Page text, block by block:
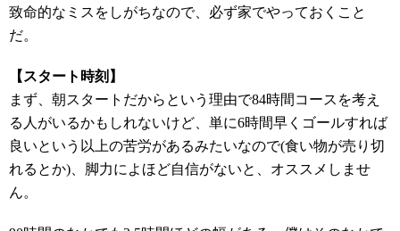
致命的なミスをしがちなので、必ず家でやっておくこと
だ。
【スタート時刻】
まず、朝スタートだからという理由で84時間コースを考え
る人がいるかもしれないけど、単に6時間早くゴールすれば
良いという以上の苦労があるみたいなので(食い物が売り切
れるとか)、脚力によほど自信がないと、オススメしませ
ん。